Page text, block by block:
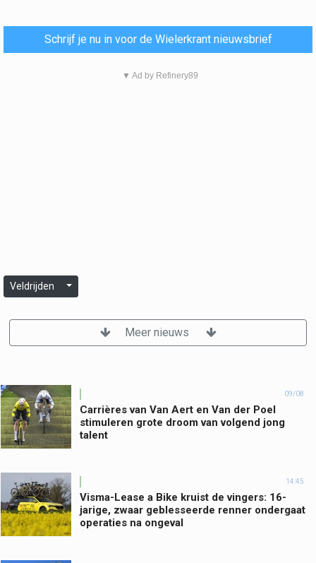
Schrijf je nu in voor de Wielerkrant nieuwsbrief
▼ Ad by Refinery89
Veldrijden
Meer nieuws
09/08
Carrières van Van Aert en Van der Poel
stimuleren grote droom van volgend jong
talent
14:45
Visma-Lease a Bike kruist de vingers: 16-
jarige, zwaar geblesseerde renner ondergaat
operaties na ongeval